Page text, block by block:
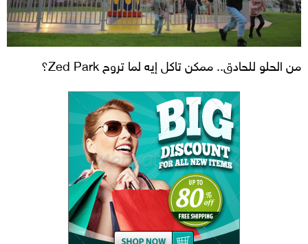
من الحلو للحادق.. ممكن تاكل إيه لما تروح Zed Park؟